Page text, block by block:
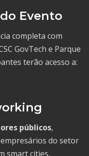
Evento
completa com
GovTech e Parque
terão acesso a:
públicos,
do setor
smart cities,